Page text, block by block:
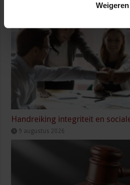
Weigeren
Handreiking integriteit en
9 augustus 2026